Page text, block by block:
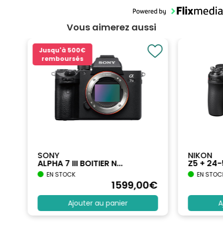
Vous aimerez aussi
Jusqu'à 500€
remboursés
SONY
ALPHA 7 III BOITIER N...
EN STOCK
1599,00€
Ajouter au panier
NIKON
Z5 +
EN